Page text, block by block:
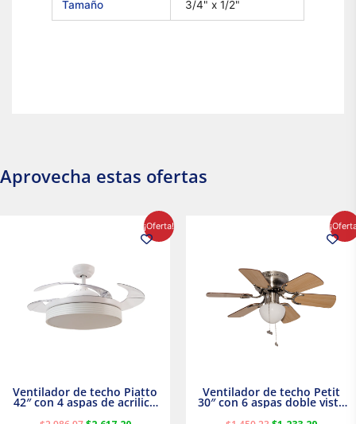
Tamaño 3/4" x 1/2"
Aprovecha estas ofertas
¡Oferta!
Ventilador de techo Piatto
42″ con 4 aspas de acrilico
transparente
$2,986.97.
precio
actual
Ventilador de techo Petit
30″ con 6 aspas doble vista
Satinado Masterfan
$1,450.23.
precio
actual